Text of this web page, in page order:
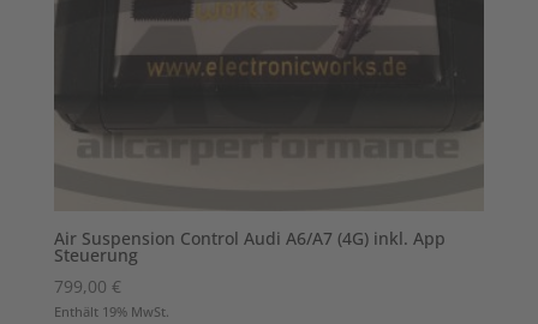
Air Suspension Control Audi A6/A7 (4G) inkl. App
Steuerung
799,00 €
Enthält 19% MwSt.